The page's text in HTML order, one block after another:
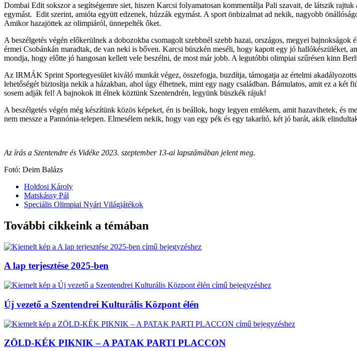
Dombai Edit sokszor a segítségemre siet, hiszen Karcsi folyamatosan kommentálja Pali szavait, de látszik
egymást. Edit szerint, amióta együtt edzenek, húzzák egymást. A sport önbizalmat ad nekik, nagyobb
Amikor hazajöttek az olimpiáról, ünnepelték őket.
A beszélgetés végén előkerülnek a dobozokba csomagolt szebbnél szebb hazai, országos, megyei
érmei Csobánkán maradtak, de van neki is bőven. Karcsi büszkén meséli, hogy kapott egy jó
mondja, hogy előtte jó hangosan kellett vele beszélni, de most már jobb. A legutóbbi olimpiai szűrésen kinn
Az IRMÁK Sprint Sportegyesület kiváló munkát végez, összefogja, buzdítja, támogatja az értelmi
lehetőségét biztosítja nekik a házakban, ahol úgy élhetnek, mint egy nagy családban. Bámulatos, amit ez a
sosem adják fel! A bajnokok itt élnek köztünk Szentendrén, legyünk büszkék rájuk!
A beszélgetés végén még készítünk közös képeket, én is beállok, hogy legyen emlékem, amit hazavihetek,
nem messze a Pannónia-telepen. Elmesélem nekik, hogy van egy pék és egy takarító, két jó barát, akik
Az írás a Szentendre és Vidéke 2023. szeptember 13-ai lapszámában jelent meg.
Fotó: Deim Balázs
Holdosi Károly
Matskássy Pál
Speciális Olimpiai Nyári Világjátékok
További cikkeink a témában
A lap terjesztése 2025-ben
Új vezető a Szentendrei Kulturális Központ élén
ZÖLD-KÉK PIKNIK – A PATAK PARTI PLACCON